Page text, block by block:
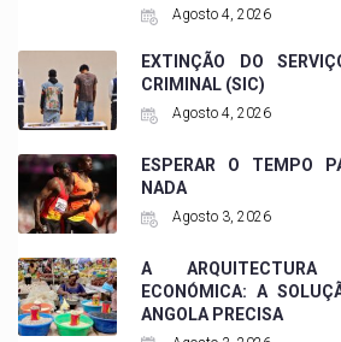
Agosto 4, 2026
EXTINÇÃO DO
CRIMINAL (SIC)
Agosto 4, 2026
ESPERAR O TEMPO
NADA
Agosto 3, 2026
A ARQUITECTURA
ECONÓMICA: A
ANGOLA PRECISA